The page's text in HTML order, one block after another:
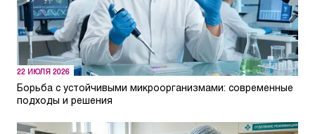
22 ИЮЛЯ 2026
Борьба с устойчивыми микроорганизмами: современные
подходы и решения